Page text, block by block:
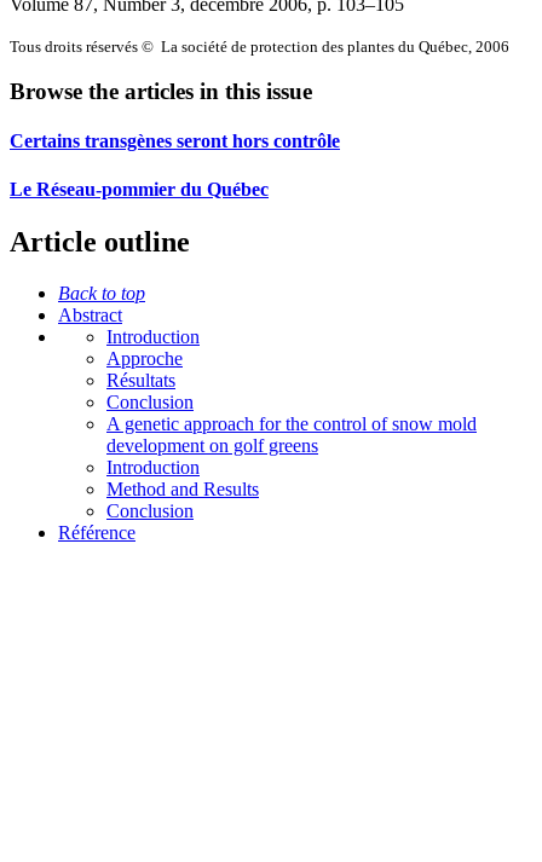
Tous droits réservés © La société de protection des plantes du Québec, 2006
Browse the articles in this issue
Certains transgènes seront hors contrôle
Le Réseau-pommier du Québec
Article outline
Back to top
Abstract
Introduction
Approche
Résultats
Conclusion
A genetic approach for the control of snow mold
development on golf greens
Introduction
Method and Results
Conclusion
Référence